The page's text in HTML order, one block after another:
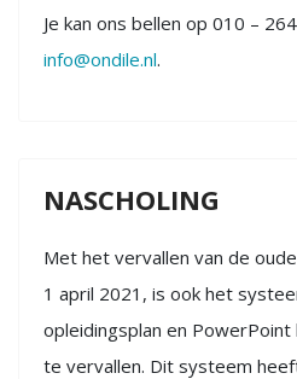
Je kan ons bellen op 010 –
info@ondile.nl.
NASCHOLING
Met het vervallen van de
1 april 2021, is ook het
opleidingsplan en
te vervallen. Dit systeem